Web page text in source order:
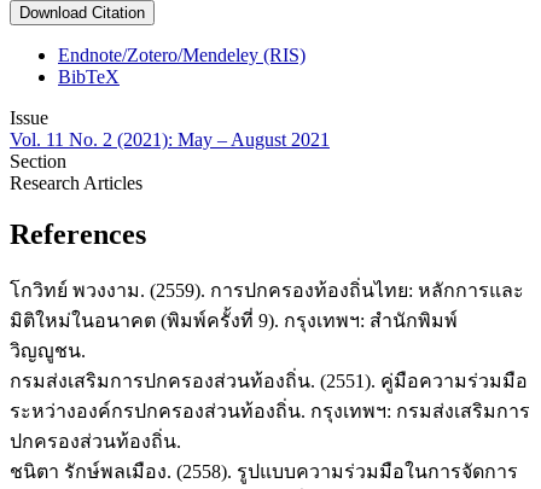
Download Citation
Endnote/Zotero/Mendeley (RIS)
BibTeX
Issue
Vol. 11 No. 2 (2021): May – August 2021
Section
Research Articles
References
โกวิทย์ พวงงาม. (2559). การปกครองท้องถิ่นไทย: หลักการและ
มิติใหม่ในอนาคต (พิมพ์ครั้งที่ 9). กรุงเทพฯ: สำนักพิมพ์
วิญญูชน.
กรมส่งเสริมการปกครองส่วนท้องถิ่น. (2551). คู่มือความร่วมมือ
ระหว่างองค์กรปกครองส่วนท้องถิ่น. กรุงเทพฯ: กรมส่งเสริมการ
ปกครองส่วนท้องถิ่น.
ชนิตา รักษ์พลเมือง. (2558). รูปแบบความร่วมมือในการจัดการ